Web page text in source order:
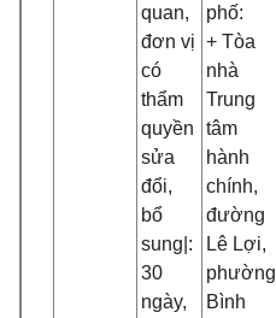
quan,
đơn vị
có
thẩm
quyền
sửa
đổi,
bổ
sung|:
30
ngày,
phố:
+ Tòa
nhà
Trung
tâm
hành
chính,
đường
Lê Lợi,
phường
Bình